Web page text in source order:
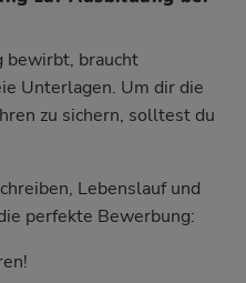
bewirbt, braucht
Unterlagen. Um dir die
zu sichern, solltest du
Lebenslauf und
perfekte Bewerbung: